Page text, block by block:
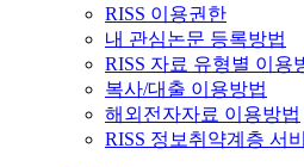
RISS 이용권한
내 관심논문 등록방법
RISS 자료 유형별 이용
복사/대출 이용방법
해외전자자료 이용방법
RISS 정보취약계층 서